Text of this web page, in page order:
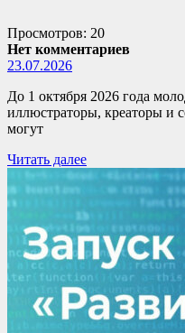
Просмотров: 20
Нет комментариев
23.07.2026
До 1 октября 2026 года
иллюстраторы, креаторы и
могут
Читать далее